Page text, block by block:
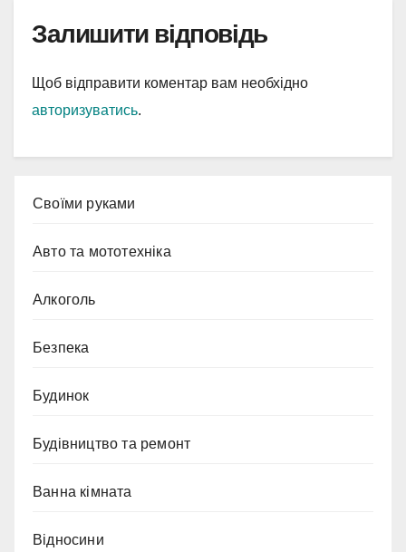
Залишити відповідь
Щоб відправити коментар вам необхідно
авторизуватись.
Cвоїми руками
Авто та мототехніка
Алкоголь
Безпека
Будинок
Будівництво та ремонт
Ванна кімната
Відносини